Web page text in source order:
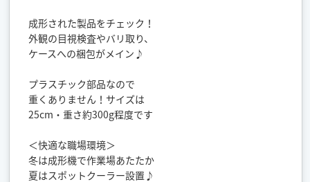
成形された製品をチェック！
外観の目視検査やバリ取り、
ケースへの梱包がメイン♪
プラスチック部品なので
重くありません！サイズは
25cm・重さ約300g程度です
＜快適な職場環境＞
冬は成形機で作業場あたたか
夏はスポットクーラー設置♪